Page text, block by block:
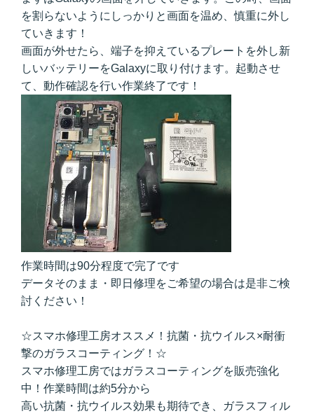
を割らないようにしっかりと画面を温め、慎重に外し
ていきます！
画面が外せたら、端子を抑えているプレートを外し新
しいバッテリーをGalaxyに取り付けます。起動させ
て、動作確認を行い作業終了です！
作業時間は90分程度で完了です
データそのまま・即日修理をご希望の場合は是非ご検
討ください！
☆スマホ修理工房オススメ！抗菌・抗ウイルス×耐衝
撃のガラスコーティング！☆
スマホ修理工房ではガラスコーティングを販売強化
中！作業時間は約5分から
高い抗菌・抗ウイルス効果も期待でき、ガラスフィル